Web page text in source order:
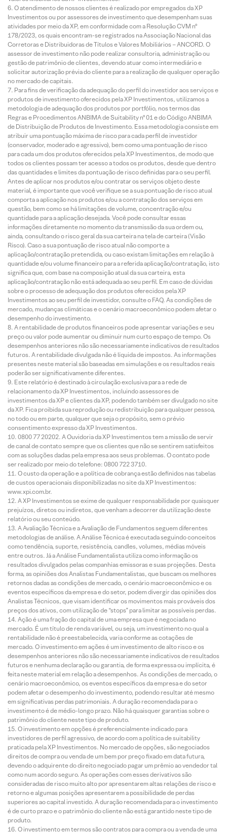
O atendimento de nossos clientes é realizado por empregados da XP
Investimentos ou por assessores de investimento que desempenham suas
atividades por meio da XP, em conformidade com a Resolução CVM nº
178/2023, os quais encontram-se registrados na Associação Nacional das
Corretoras e Distribuidoras de Títulos e Valores Mobiliários – ANCORD. O
assessor de investimento não pode realizar consultoria, administração ou
gestão de patrimônio de clientes, devendo atuar como intermediário e
solicitar autorização prévia do cliente para a realização de qualquer operação
no mercado de capitais.
Para fins de verificação da adequação do perfil do investidor aos serviços e
produtos de investimento oferecidos pela XP Investimentos, utilizamos a
metodologia de adequação dos produtos por portfólio, nos termos das
Regras e Procedimentos ANBIMA de Suitability nº 01 e do Código ANBIMA
de Distribuição de Produtos de Investimento. Essa metodologia consiste em
atribuir uma pontuação máxima de risco para cada perfil de investidor
(conservador, moderado e agressivo), bem como uma pontuação de risco
para cada um dos produtos oferecidos pela XP Investimentos, de modo que
todos os clientes possam ter acesso a todos os produtos, desde que dentro
das quantidades e limites da pontuação de risco definidas para o seu perfil.
Antes de aplicar nos produtos e/ou contratar os serviços objeto deste
material, é importante que você verifique se a sua pontuação de risco atual
comporta a aplicação nos produtos e/ou a contratação dos serviços em
questão, bem como se há limitações de volume, concentração e/ou
quantidade para a aplicação desejada. Você pode consultar essas
informações diretamente no momento da transmissão da sua ordem ou,
ainda, consultando o risco geral da sua carteira na tela de carteira (Visão
Risco). Caso a sua pontuação de risco atual não comporte a
aplicação/contratação pretendida, ou caso existam limitações em relação à
quantidade e/ou volume financeiro para a referida aplicação/contratação, isto
significa que, com base na composição atual da sua carteira, esta
aplicação/contratação não está adequada ao seu perfil. Em caso de dúvidas
sobre o processo de adequação dos produtos oferecidos pela XP
Investimentos ao seu perfil de investidor, consulte o FAQ. As condições de
mercado, mudanças climáticas e o cenário macroeconômico podem afetar o
desempenho do investimento.
A rentabilidade de produtos financeiros pode apresentar variações e seu
preço ou valor pode aumentar ou diminuir num curto espaço de tempo. Os
desempenhos anteriores não são necessariamente indicativos de resultados
futuros. A rentabilidade divulgada não é líquida de impostos. As informações
presentes neste material são baseadas em simulações e os resultados reais
poderão ser significativamente diferentes.
Este relatório é destinado à circulação exclusiva para a rede de
relacionamento da XP Investimentos, incluindo assessores de
investimentos da XP e clientes da XP, podendo também ser divulgado no site
da XP. Fica proibida sua reprodução ou redistribuição para qualquer pessoa,
no todo ou em parte, qualquer que seja o propósito, sem o prévio
consentimento expresso da XP Investimentos.
0800 77 20202. A Ouvidoria da XP Investimentos tem a missão de servir
de canal de contato sempre que os clientes que não se sentirem satisfeitos
com as soluções dadas pela empresa aos seus problemas. O contato pode
ser realizado por meio do telefone: 0800 722 3710.
O custo da operação e a política de cobrança estão definidos nas tabelas
de custos operacionais disponibilizadas no site da XP Investimentos:
www.xpi.com.br.
A XP Investimentos se exime de qualquer responsabilidade por quaisquer
prejuízos, diretos ou indiretos, que venham a decorrer da utilização deste
relatório ou seu conteúdo.
A Avaliação Técnica e a Avaliação de Fundamentos seguem diferentes
metodologias de análise. A Análise Técnica é executada seguindo conceitos
como tendência, suporte, resistência, candles, volumes, médias móveis
entre outros. Já a Análise Fundamentalista utiliza como informação os
resultados divulgados pelas companhias emissoras e suas projeções. Desta
forma, as opiniões dos Analistas Fundamentalistas, que buscam os melhores
retornos dadas as condições de mercado, o cenário macroeconômico e os
eventos específicos da empresa e do setor, podem divergir das opiniões dos
Analistas Técnicos, que visam identificar os movimentos mais prováveis dos
preços dos ativos, com utilização de “stops” para limitar as possíveis perdas.
Ação é uma fração do capital de uma empresa que é negociada no
mercado. É um título de renda variável, ou seja, um investimento no qual a
rentabilidade não é preestabelecida, varia conforme as cotações de
mercado. O investimento em ações é um investimento de alto risco e os
desempenhos anteriores não são necessariamente indicativos de resultados
futuros e nenhuma declaração ou garantia, de forma expressa ou implícita, é
feita neste material em relação a desempenhos. As condições de mercado, o
cenário macroeconômico, os eventos específicos da empresa e do setor
podem afetar o desempenho do investimento, podendo resultar até mesmo
em significativas perdas patrimoniais. A duração recomendada para o
investimento é de médio-longo prazo. Não há quaisquer garantias sobre o
patrimônio do cliente neste tipo de produto.
O investimento em opções é preferencialmente indicado para
investidores de perfil agressivo, de acordo com a política de suitability
praticada pela XP Investimentos. No mercado de opções, são negociados
direitos de compra ou venda de um bem por preço fixado em data futura,
devendo o adquirente do direito negociado pagar um prêmio ao vendedor tal
como num acordo seguro. As operações com esses derivativos são
consideradas de risco muito alto por apresentarem altas relações de risco e
retorno e algumas posições apresentarem a possibilidade de perdas
superiores ao capital investido. A duração recomendada para o investimento
é de curto prazo e o patrimônio do cliente não está garantido neste tipo de
produto.
O investimento em termos são contratos para compra ou a venda de uma